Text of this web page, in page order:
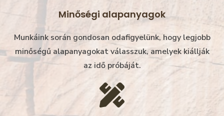
Minőségi alapanyagok
Munkáink során gondosan odafigyelünk, hogy legjobb
minőségű alapanyagokat válasszuk, amelyek kiállják
az idő próbáját.